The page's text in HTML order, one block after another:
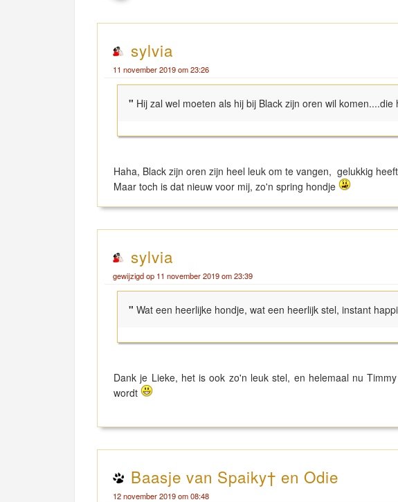
sylvia
11 november 2019 om 23:26
" Hij zal wel moeten als hij bij Black zijn oren wil
Haha, Black zijn oren zijn heel leuk om te vangen, gelukkig
Maar toch is dat nieuw voor mij, zo'n spring hondje
sylvia
gewijzigd op 11 november 2019 om 23:39
" Wat een heerlijke hondje, wat een heerlijk stel, instant
Dank je Lieke, het is ook zo'n leuk stel, en helemaal nu
wordt
Baasje van Spaiky† en Odie
12 november 2019 om 08:48